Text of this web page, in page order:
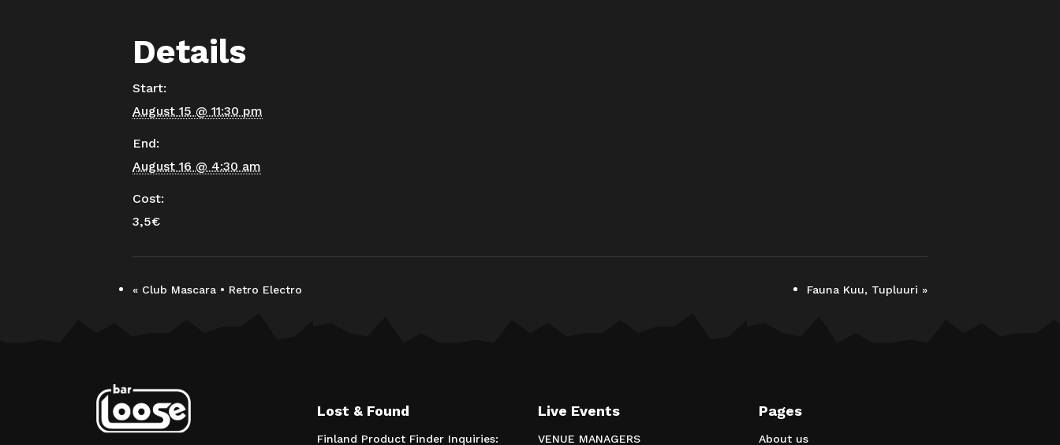
Details
Start:
August 15 @ 11:30 pm
End:
August 16 @ 4:30 am
Cost:
3,5€
« Club Mascara • Retro Electro Fauna Kuu, Tupluuri »
Lost & Found
Finland Product Finder Inquiries:
Live Events
VENUE MANAGERS
Pages
About us